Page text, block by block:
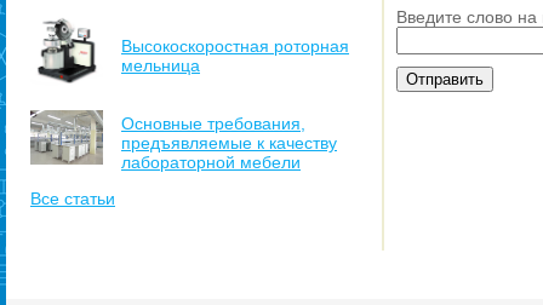
Высокоскоростная роторная
мельница
Основные требования,
предъявляемые к качеству
лабораторной мебели
Все статьи
Введите слово на